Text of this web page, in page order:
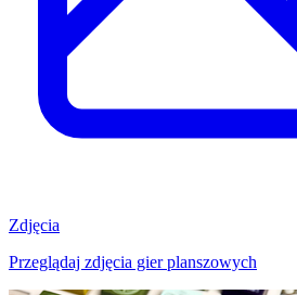
Zdjęcia
Przeglądaj zdjęcia gier planszowych